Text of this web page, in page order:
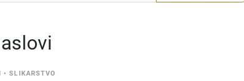
•SLIKARSTVO